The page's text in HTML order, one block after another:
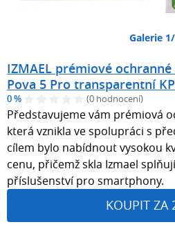
Galerie
IZMAEL prémiové
Pova 5 Pro transparentní
0 % (0 hodnocení)
Představujeme vám prémiová
která vznikla ve spolupráci s
cílem bylo nabídnout vysokou
cenu, přičemž skla Izmael
příslušenství pro smartphony.
KOUPIT ZA